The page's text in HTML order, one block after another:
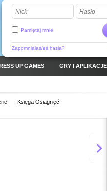
Nick Hasło
Pamiętaj mnie
Zapomniałaś/eś hasła?
UP GAMES GRY I APLIKACJE
Księga Osiągnięć